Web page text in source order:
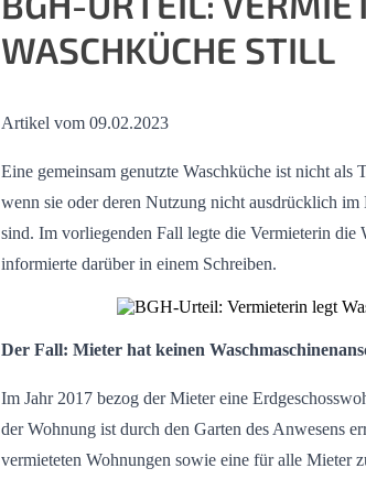
WASCHKÜCHE STILL
Artikel vom 09.02.2023
Eine gemeinsam genutzte Waschküche ist nicht als
wenn sie oder deren Nutzung nicht ausdrücklich
sind. Im vorliegenden Fall legte die Vermieterin die
informierte darüber in einem Schreiben.
Der Fall: Mieter hat keinen
Im Jahr 2017 bezog der Mieter eine
der Wohnung ist durch den Garten des Anwesens
vermieteten Wohnungen sowie eine für alle Mieter